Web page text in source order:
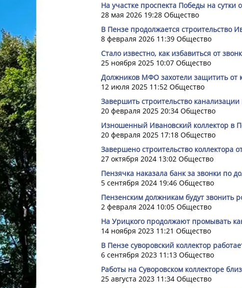
На участке проспекта Победы на сутки
28 мая 2026 19:28 Общество
В Пензе продолжается строительство
8 февраля 2026 11:39 Общество
Стало известно, как избавиться от
25 ноября 2025 10:07 Общество
Должников МФО захотели защитить от
12 июля 2025 11:52 Общество
Завершить строительство
20 февраля 2025 20:34 Общество
Изношенный Ивановский коллектор в
20 февраля 2025 17:18 Общество
Завершено строительство коллектора
27 октября 2024 13:02 Общество
Пензячка наказала банк за звонки по
5 сентября 2024 19:46 Общество
Пензенским должникам будут звонить
2 февраля 2024 10:05 Общество
На Урицкого продолжают промывать
14 ноября 2023 11:21 Общество
В Пензе суворовский коллектор
6 сентября 2023 11:13 Общество
Работы на Суворовском коллекторе
25 августа 2023 11:34 Общество